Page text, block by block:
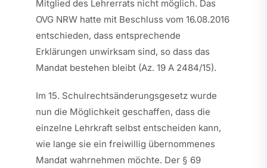
Mitglied des Lehrerrats nicht möglich. Das
OVG NRW hatte mit Beschluss vom 16.08.2016
entschieden, dass entsprechende
Erklärungen unwirksam sind, so dass das
Mandat bestehen bleibt (Az. 19 A 2484/15).
Im 15. Schulrechtsänderungsgesetz wurde
nun die Möglichkeit geschaffen, dass die
einzelne Lehrkraft selbst entscheiden kann,
wie lange sie ein freiwillig übernommenes
Mandat wahrnehmen möchte. Der § 69